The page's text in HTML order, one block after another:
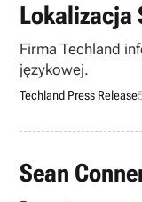
Lokalizacja
Firma Techland
językowej.
Techland Press Release
Sean